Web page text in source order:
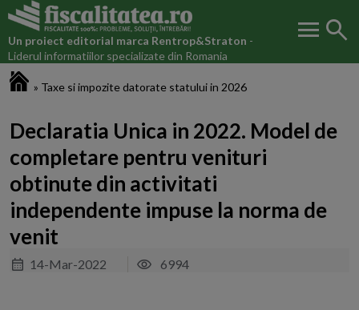
Un proiect editorial marca Rentrop&Straton -
Liderul informatiilor specializate din Romania
menu search
» Taxe si impozite datorate statului in 2026
Declaratia Unica in 2022. Model de
completare pentru venituri
obtinute din activitati
independente impuse la norma de
venit
14-Mar-2022 6994